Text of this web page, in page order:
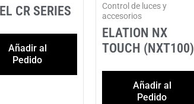
CR SERIES
Añadir al
Pedido
Control de luces y
accesorios
ELATION NX
TOUCH (NXT100)
Añadir al
Pedido